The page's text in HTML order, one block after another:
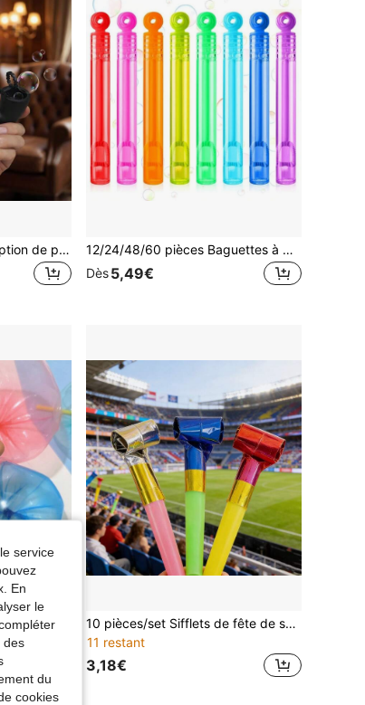
Jouet à bulles de conception de pipe vintage, convient pour le soulagement du stress et le divertissement des adultes, vendu sans liquide à bulles
12/24/48/60 pièces Baguettes à bulles de rose créatives, mini bâtons à bulles, cadeaux de fête, fournitures pour l'ambiance de mariage, fête d'anniversaire, enterrement de vie de jeune fille, mariage, jeux d'extérieur d'été (liquide à bulles non inclus)
Dès5,49€
10 pièces/set Sifflets de fête de supporters aléatoires, sifflets d'anniversaire, accessoires de soutien pour l'ambiance du bar, décoration de la pièce, cadeaux de fête, fournitures de cheerleading, unisexe, cadeaux de vacances, cadeaux de rentrée scolaire
11 restant
3,18€
service
En
le
des
du
cookies